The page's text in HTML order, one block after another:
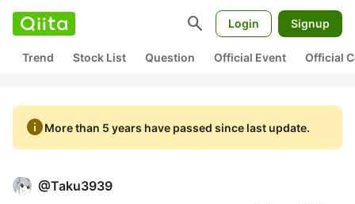
search Login Signup
Trend Stock List Question Official Event Official
infoMore than 5 years have passed since last update.
@Taku3939